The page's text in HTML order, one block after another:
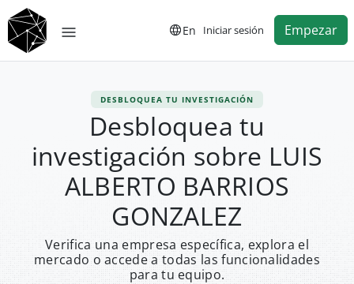
En Iniciar sesión Empezar
DESBLOQUEA TU INVESTIGACIÓN
Desbloquea tu
investigación sobre LUIS
ALBERTO BARRIOS
GONZALEZ
Verifica una empresa específica, explora el
mercado o accede a todas las funcionalidades
para tu equipo.